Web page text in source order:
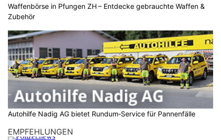
Waffenbörse in Pfungen ZH – Entdecke gebrauchte Waffen &
Zubehör
Autohilfe Nadig AG bietet Rundum‑Service für Pannenfälle
EMPFEHLUNGEN